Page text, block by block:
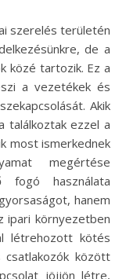
de a
közé tartozik. Ez a
a vezetékek és
Akik
találkoztak ezzel a
most ismerkednek
megértése
fogó használata
hanem
ipari környezetben
létrehozott kötés
között
jöjjön létre,